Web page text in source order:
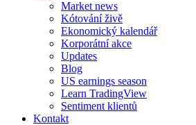
Market news
Kótování živě
Ekonomický kalendář
Korporátní akce
Updates
Blog
US earnings season
Learn TradingView
Sentiment klientů
Kontakt